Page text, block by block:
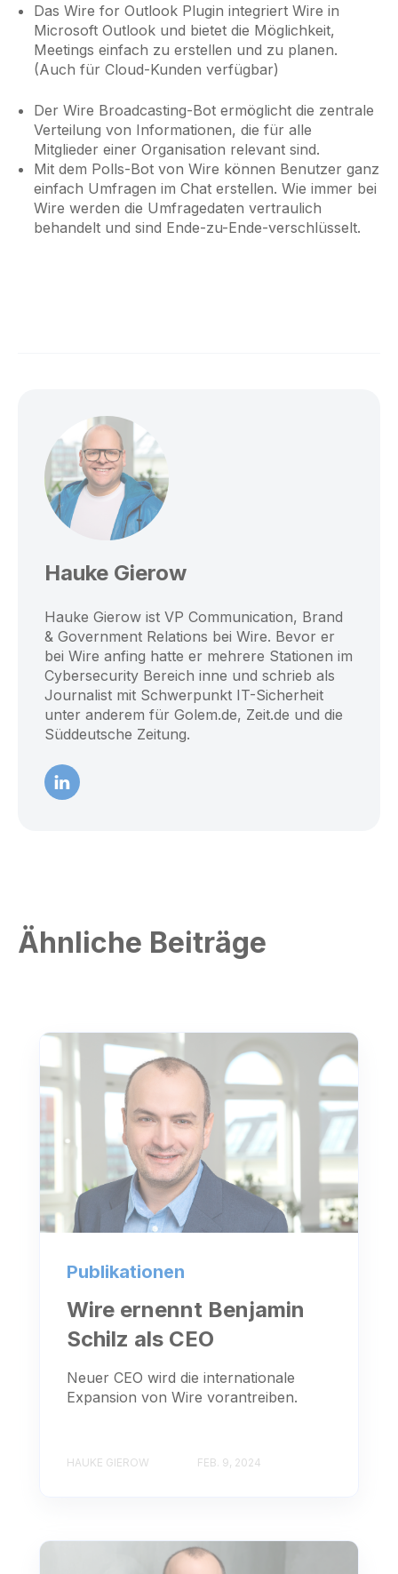
Das Wire for Outlook Plugin integriert Wire in
Microsoft Outlook und bietet die Möglichkeit,
Meetings einfach zu erstellen und zu planen.
(Auch für Cloud-Kunden verfügbar)
Der Wire Broadcasting-Bot ermöglicht die zentrale
Verteilung von Informationen, die für alle
Mitglieder einer Organisation relevant sind.
Mit dem Polls-Bot von Wire können Benutzer ganz
einfach Umfragen im Chat erstellen. Wie immer bei
Wire werden die Umfragedaten vertraulich
behandelt und sind Ende-zu-Ende-verschlüsselt.
Hauke Gierow
Hauke Gierow ist VP Communication, Brand
& Government Relations bei Wire. Bevor er
bei Wire anfing hatte er mehrere Stationen im
Cybersecurity Bereich inne und schrieb als
Journalist mit Schwerpunkt IT-Sicherheit
unter anderem für Golem.de, Zeit.de und die
Süddeutsche Zeitung.
Ähnliche Beiträge
Publikationen
Wire ernennt Benjamin
Schilz als CEO
Neuer CEO wird die internationale
Expansion von Wire vorantreiben.
HAUKE GIEROW FEB. 9, 2024